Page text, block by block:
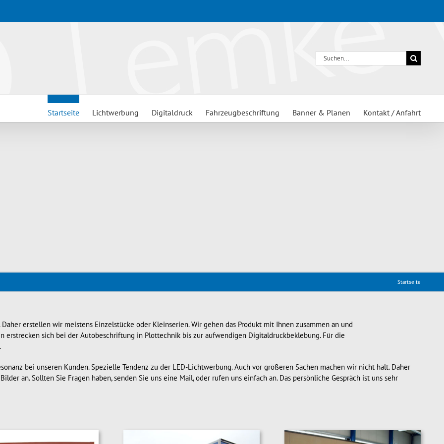
Suche
nach:
Startseite Lichtwerbung Digitaldruck Fahrzeugbeschriftung Banner & Planen Kontakt / Anfahrt
Startseite
erstellen wir meistens Einzelstücke oder Kleinserien. Wir gehen das Produkt mit Ihnen zusammen an und
erstrecken sich bei der Autobeschriftung in Plottechnik bis zur aufwendigen Digitaldruckbeklebung. Für die
bei unseren Kunden. Spezielle Tendenz zu der LED-Lichtwerbung. Auch vor größeren Sachen machen wir nicht halt. Daher
an. Sollten Sie Fragen haben, senden Sie uns eine Mail, oder rufen uns einfach an. Das persönliche Gespräch ist uns sehr